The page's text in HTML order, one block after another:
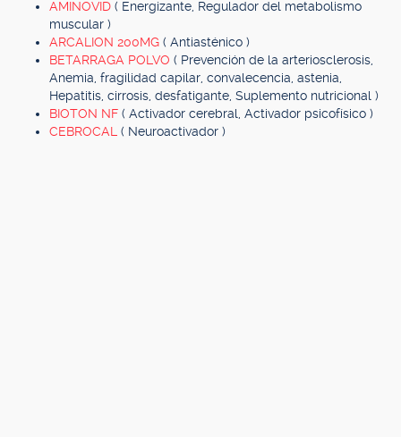
AMINOVID ( Energizante, Regulador del metabolismo
muscular )
ARCALION 200MG ( Antiasténico )
BETARRAGA POLVO ( Prevención de la arteriosclerosis,
Anemia, fragilidad capilar, convalecencia, astenia,
Hepatitis, cirrosis, desfatigante, Suplemento nutricional )
BIOTON NF ( Activador cerebral, Activador psicofísico )
CEBROCAL ( Neuroactivador )